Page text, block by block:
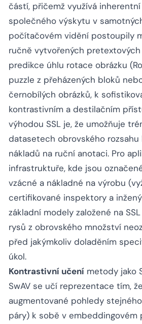
částí, přičemž využívá
společného výskytu v
počítačovém vidění postoupily
ručně vytvořených pretextových
predikce úhlu rotace obrázku
puzzle z přeházených bloků
černobílých obrázků, k
kontrastivním a destilačním
výhodou SSL je, že umožňuje
datasetech obrovského
nákladů na ruční anotaci. Pro
infrastruktuře, kde jsou
vzácné a nákladné na výrobu
certifikované inspektory a
základní modely založené na
rysů z obrovského množství
před jakýmkoliv doladěním
úkol.
Kontrastivní učení metody jako
SwAV se učí reprezentace tím,
augmentované pohledy
páry) k sobě v embeddingovém